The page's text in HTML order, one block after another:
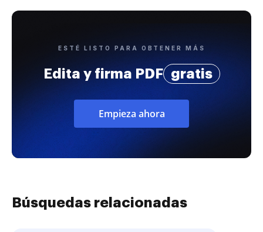
ESTÉ LISTO PARA OBTENER MÁS
Edita y firma PDF gratis
Empieza ahora
Búsquedas relacionadas